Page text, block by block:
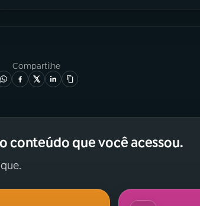
Compartilhe
conteúdo que você acessou.